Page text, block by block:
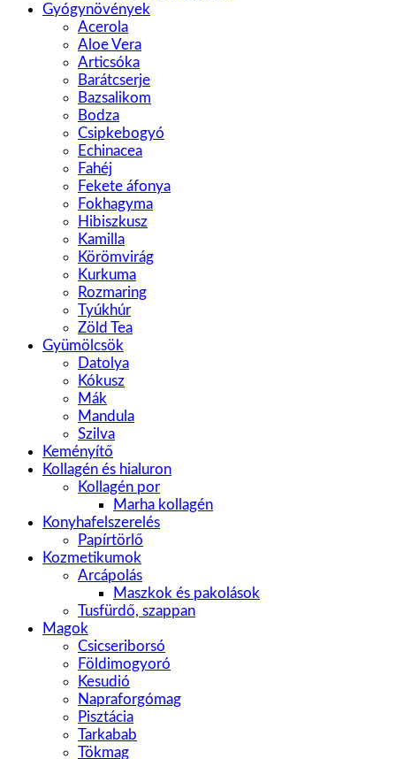
Gyógynövények
Acerola
Aloe Vera
Articsóka
Barátcserje
Bazsalikom
Bodza
Csipkebogyó
Echinacea
Fahéj
Fekete áfonya
Fokhagyma
Hibiszkusz
Kamilla
Körömvirág
Kurkuma
Rozmaring
Tyúkhúr
Zöld Tea
Gyümölcsök
Datolya
Kókusz
Mák
Mandula
Szilva
Keményítő
Kollagén és hialuron
Kollagén por
Marha kollagén
Konyhafelszerelés
Papírtörlő
Kozmetikumok
Arcápolás
Maszkok és pakolások
Tusfürdő, szappan
Magok
Csicseriborsó
Földimogyoró
Kesudió
Napraforgómag
Pisztácia
Tarkabab
Tökmag